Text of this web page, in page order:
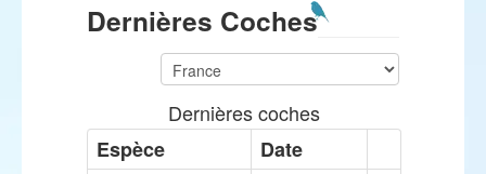
Dernières Coches
Dernières coches
Espèce
Date